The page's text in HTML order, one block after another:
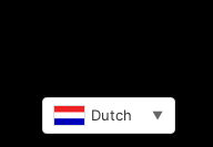
Dutch ▼